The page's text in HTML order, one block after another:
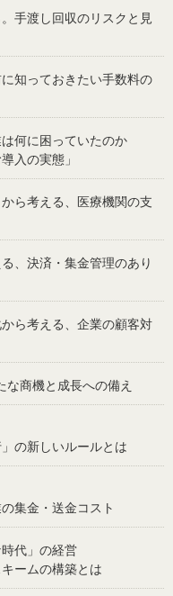
手渡し回収のリスクと見
知っておきたい手数料の
何に困っていたのか
入の実態」
ら考える、医療機関の支
、決済・集金管理のあり
ら考える、企業の顧客対
商機と成長への備え
の新しいルールとは
集金・送金コスト
代」の経営
ームの構築とは